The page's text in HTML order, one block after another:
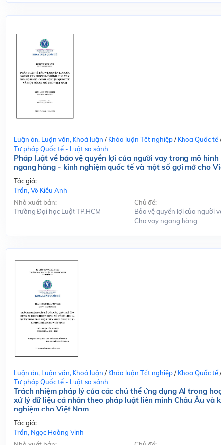
Luận án, Luận văn, Khoá luận / Khóa luận Tốt nghiệp/ Khoa Quốc tế/
Tư pháp Quốc tế - Luật so sánh
Pháp luật về bảo vệ quyền lợi của người vay trong mô hình
ngang hàng - kinh nghiệm quốc tế và một số gợi mở cho
Tác giả:
Trần, Võ Kiều Anh
Nhà xuất bản:
Trường Đại học Luật TP.HCM
Chủ đề:
Bảo vệ quyền lợi của người
Cho vay ngang hàng
Luận án, Luận văn, Khoá luận / Khóa luận Tốt nghiệp/ Khoa Quốc tế/
Tư pháp Quốc tế - Luật so sánh
Trách nhiệm pháp lý của các chủ thể ứng dụng Al trong
xử lý dữ liệu cá nhân theo pháp luật liên minh Châu Âu và
nghiệm cho Việt Nam
Tác giả:
Trần, Ngọc Hoàng Vinh